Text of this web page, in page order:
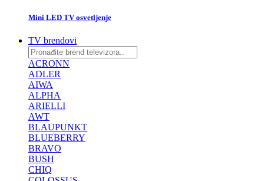
Mini LED TV osvetljenje
TV brendovi
ACRONN
ADLER
AIWA
ALPHA
ARIELLI
AWT
BLAUPUNKT
BLUEBERRY
BRAVO
BUSH
CHIQ